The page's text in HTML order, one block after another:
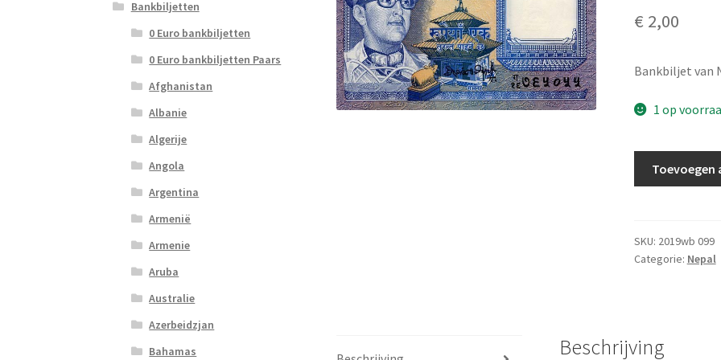
€ 2,00
Bankbiljet van
1 op
UNC
aantal
Toevoegen
SKU: 2019wb 099
Categorie: Nepal
Beschrijving
Bankbiljetten
0 Euro bankbiljetten
0 Euro bankbiljetten Paars
Afghanistan
Albanie
Algerije
Angola
Argentina
Armenië
Armenie
Aruba
Australie
Azerbeidzjan
Bahamas